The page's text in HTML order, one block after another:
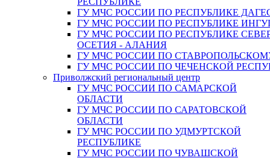
ГУ МЧС РОССИИ ПО РЕСПУБЛИКЕ
ГУ МЧС РОССИИ ПО РЕСПУБЛИКЕ
ГУ МЧС РОССИИ ПО РЕСПУБЛИКЕ
ОСЕТИЯ - АЛАНИЯ
ГУ МЧС РОССИИ ПО
ГУ МЧС РОССИИ ПО ЧЕЧЕНСКОЙ
Приволжский региональный центр
ГУ МЧС РОССИИ ПО САМАРСКОЙ
ОБЛАСТИ
ГУ МЧС РОССИИ ПО САРАТОВСКОЙ
ОБЛАСТИ
ГУ МЧС РОССИИ ПО УДМУРТСКОЙ
РЕСПУБЛИКЕ
ГУ МЧС РОССИИ ПО ЧУВАШСКОЙ